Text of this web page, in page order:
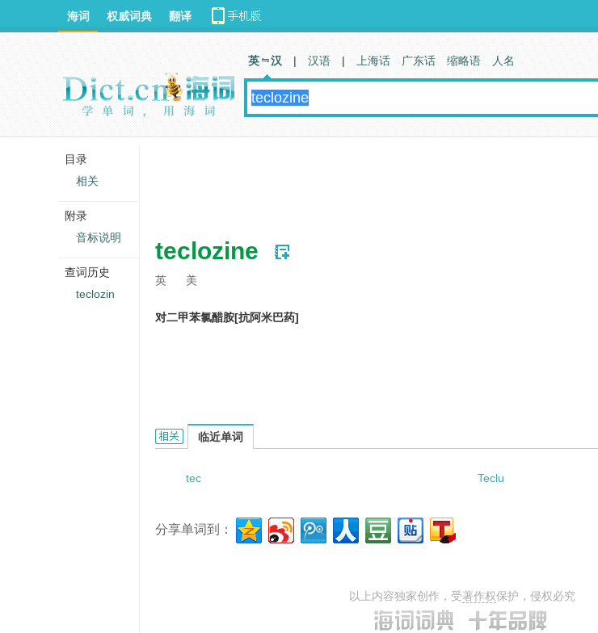
teclozine
英 美
对二甲苯氯醋胺[抗阿米巴药]
Teclozine的相关资料：
临近单词
tec Teclu
分享单词到：
以上内容独家创作，受著作权保护，侵权必究
海词 权威词典 翻译
英 汉 | 汉语 | 上海话 广东话 缩略语 人名
目录
相关
附录
音标说明
查词历史
teclozin